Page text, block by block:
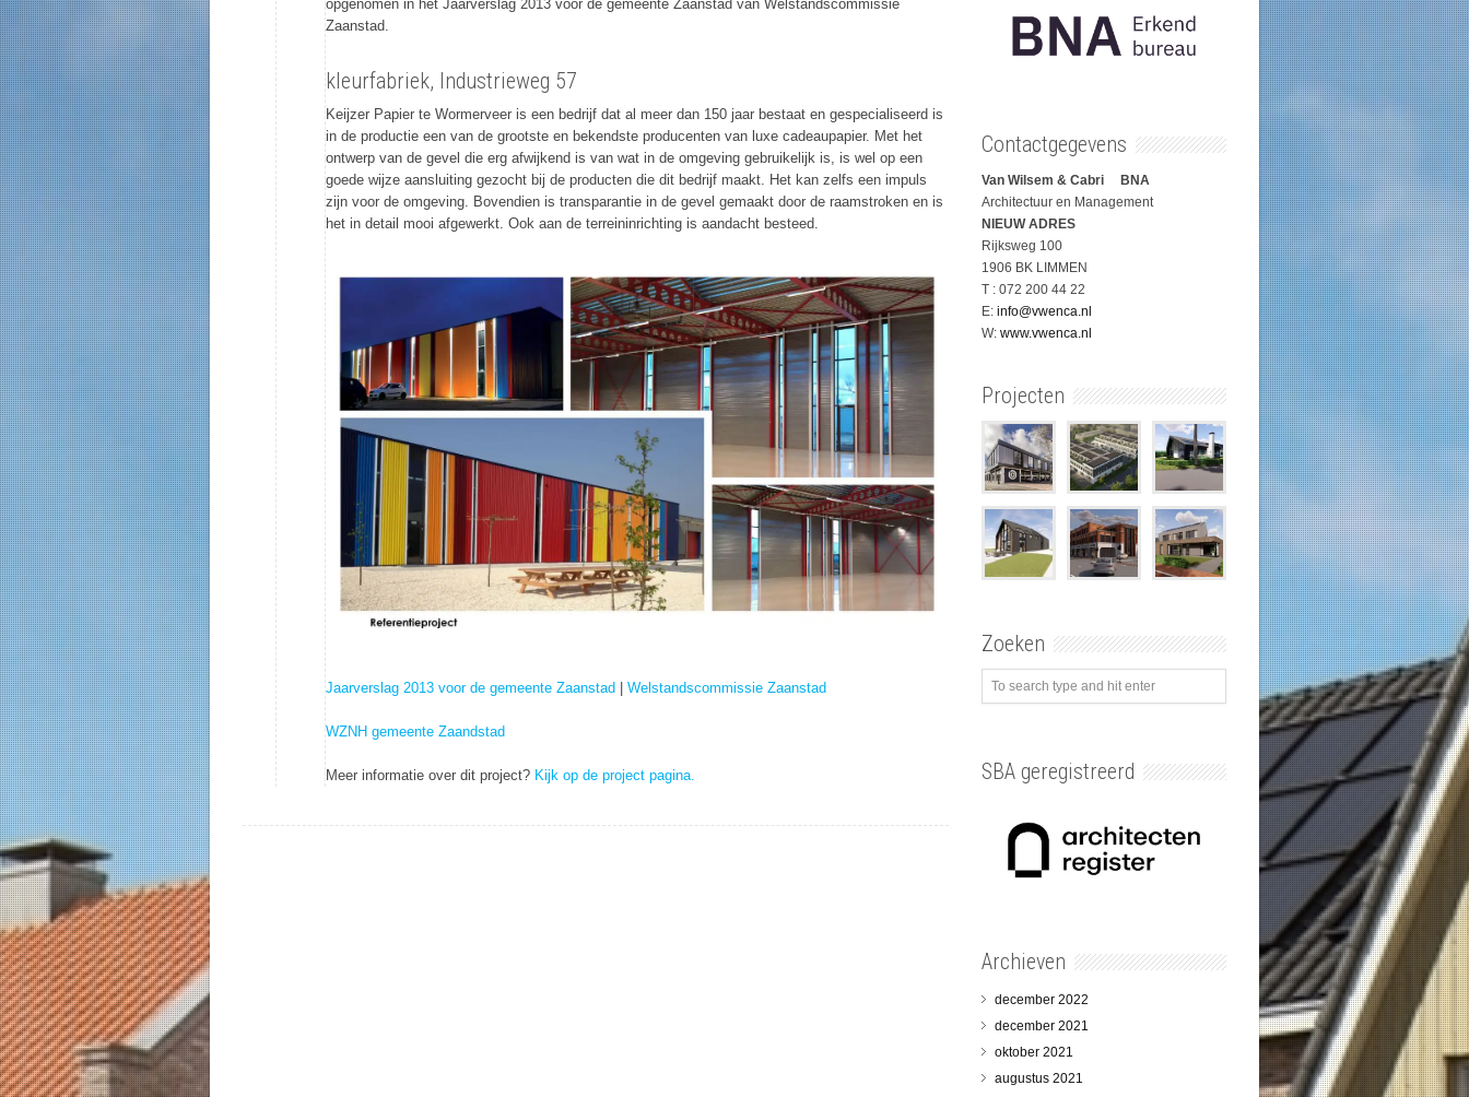
opgenomen in het Jaarverslag 2013 voor de gemeente Zaanstad van Welstandscommissie
Zaanstad.
kleurfabriek, Industrieweg 57
Keijzer Papier te Wormerveer is een bedrijf dat al meer dan 150 jaar bestaat en gespecialiseerd is
in de productie een van de grootste en bekendste producenten van luxe cadeaupapier. Met het
ontwerp van de gevel die erg afwijkend is van wat in de omgeving gebruikelijk is, is wel op een
goede wijze aansluiting gezocht bij de producten die dit bedrijf maakt. Het kan zelfs een impuls
zijn voor de omgeving. Bovendien is transparantie in de gevel gemaakt door de raamstroken en is
het in detail mooi afgewerkt. Ook aan de terreininrichting is aandacht besteed.
Jaarverslag 2013 voor de gemeente Zaanstad Welstandscommissie Zaanstad
WZNH gemeente Zaandstad
Meer informatie over dit project? Kijk op de project pagina.
Contactgegevens
Van Wilsem & Cabri BNA
Architectuur en Management
NIEUW ADRES
Rijksweg 100
1906 BK LIMMEN
T : 072 200 44 22
E:info@vwenca.nl
W:www.vwenca.nl
Projecten
Zoeken
SBA geregistreerd
Archieven
december 2022
december 2021
oktober 2021
augustus 2021